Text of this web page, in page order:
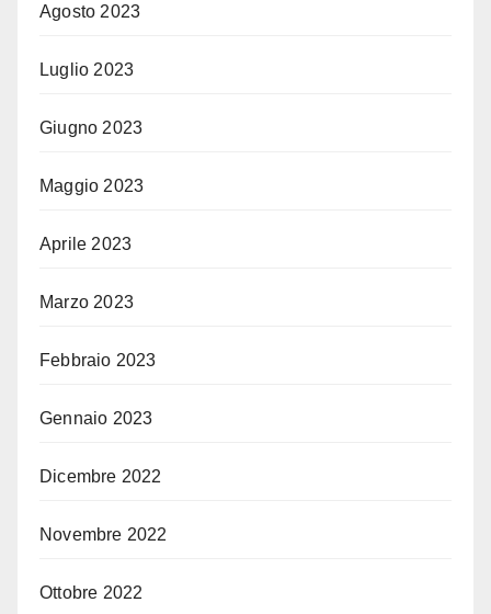
Agosto 2023
Luglio 2023
Giugno 2023
Maggio 2023
Aprile 2023
Marzo 2023
Febbraio 2023
Gennaio 2023
Dicembre 2022
Novembre 2022
Ottobre 2022